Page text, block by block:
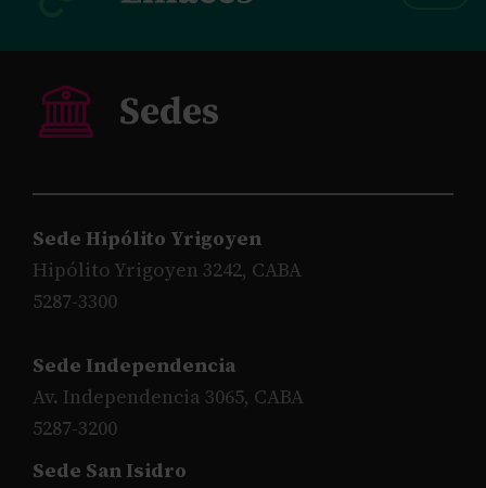
Sede Hipólito Yrigoyen
Hipólito Yrigoyen 3242, CABA
5287-3300
Sede Independencia
Av. Independencia 3065, CABA
5287-3200
Sede San Isidro